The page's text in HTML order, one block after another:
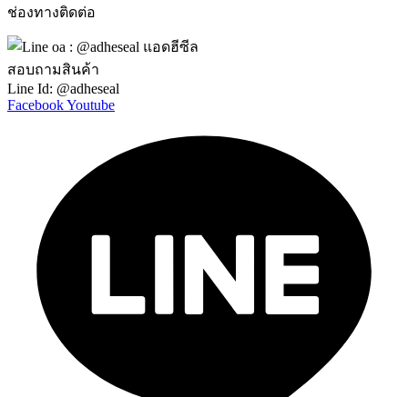
ช่องทางติดต่อ
สอบถามสินค้า
Line Id: @adheseal
FacebookYoutube